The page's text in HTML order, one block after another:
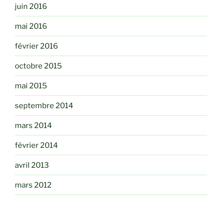
juin 2016
mai 2016
février 2016
octobre 2015
mai 2015
septembre 2014
mars 2014
février 2014
avril 2013
mars 2012